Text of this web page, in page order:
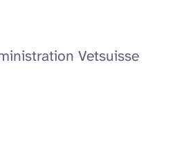
Vetsuisse